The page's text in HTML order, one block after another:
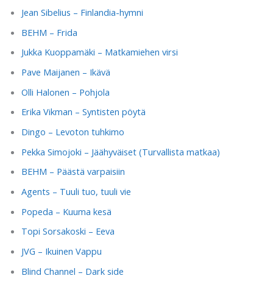
Jean Sibelius – Finlandia-hymni
BEHM – Frida
Jukka Kuoppamäki – Matkamiehen virsi
Pave Maijanen – Ikävä
Olli Halonen – Pohjola
Erika Vikman – Syntisten pöytä
Dingo – Levoton tuhkimo
Pekka Simojoki – Jäähyväiset (Turvallista matkaa)
BEHM – Päästä varpaisiin
Agents – Tuuli tuo, tuuli vie
Popeda – Kuuma kesä
Topi Sorsakoski – Eeva
JVG – Ikuinen Vappu
Blind Channel – Dark side